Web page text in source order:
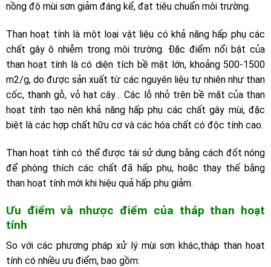
nồng độ mùi sơn giảm đáng kể, đạt tiêu chuẩn môi trường.
Than hoạt tính là một loại vật liệu có khả năng hấp phụ các
chất gây ô nhiễm trong môi trường. Đặc điểm nổi bật của
than hoạt tính là có diện tích bề mặt lớn, khoảng 500-1500
m2/g, do được sản xuất từ các nguyên liệu tự nhiên như than
cốc, thanh gỗ, vỏ hạt cây… Các lỗ nhỏ trên bề mặt của than
hoạt tính tạo nên khả năng hấp phụ các chất gây mùi, đặc
biệt là các hợp chất hữu cơ và các hóa chất có độc tính cao.
Than hoạt tính có thể được tái sử dụng bằng cách đốt nóng
để phóng thích các chất đã hấp phụ, hoặc thay thế bằng
than hoạt tính mới khi hiệu quả hấp phụ giảm.
Ưu điểm và nhược điểm của tháp than hoạt
tính
So với các phương pháp xử lý mùi sơn khác,tháp than hoạt
tính có nhiều ưu điểm, bao gồm: